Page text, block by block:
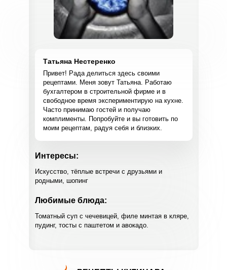
Татьяна Нестеренко
Привет! Рада делиться здесь своими
рецептами. Меня зовут Татьяна. Работаю
бухгалтером в строительной фирме и в
свободное время экспериментирую на кухне.
Часто принимаю гостей и получаю
комплименты. Попробуйте и вы готовить по
моим рецептам, радуя себя и близких.
Интересы:
Искусство, тёплые встречи с друзьями и
родными, шопинг
Любимые блюда:
Томатный суп с чечевицей, филе минтая в кляре,
пудинг, тосты с паштетом и авокадо.